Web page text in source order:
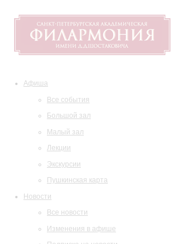
Афиша
Все события
Большой зал
Малый зал
Лекции
Экскурсии
Пушкинская карта
Новости
Все новости
Изменения в афише